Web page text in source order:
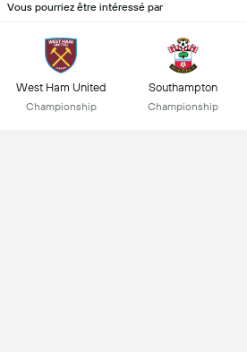
Vous pourriez être intéressé par
West Ham United
Championship
Southampton
Championship